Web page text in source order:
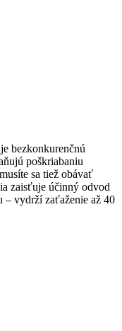
bezkonkurenčnú
poškriabaniu
sa tiež obávať
zaisťuje účinný odvod
– vydrží zaťaženie až 40